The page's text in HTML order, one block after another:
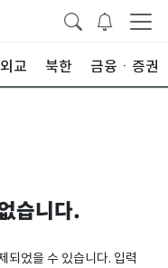
외교 북한 금융ㆍ증권
습니다.
되었을 수 있습니다. 입력